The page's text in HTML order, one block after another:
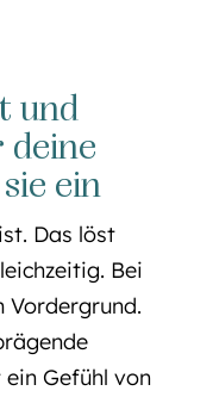
und
deine
ein
Das löst
Bei
Vordergrund.
Gefühl von